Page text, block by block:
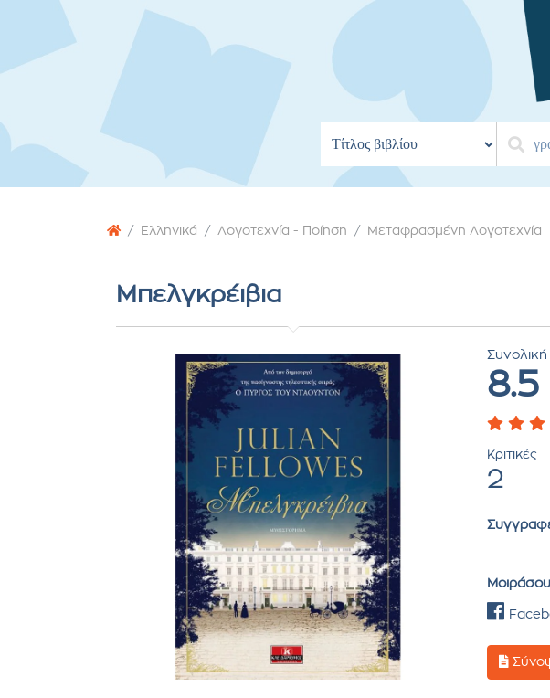
Ελληνικά Λογοτεχνία - Ποίηση Μεταφρασμένη Λογοτεχνία
Μπελγκρέιβια
8.5
Κριτικές
2